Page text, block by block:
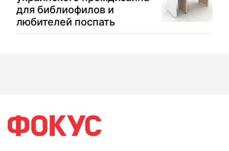
для библиофилов и
любителей поспать